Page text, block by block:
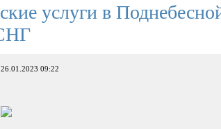
услуги в
26.01.2023 09:22